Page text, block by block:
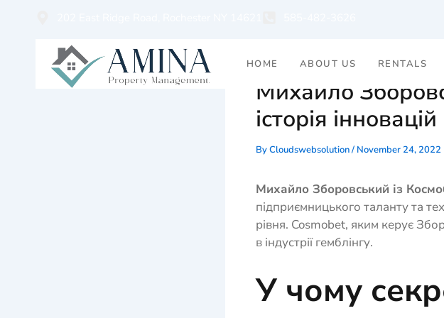
HOME ABOUT US RENTALS
Михайло
історія інновацій
ByCloudswebsolution/ November 24, 2022
Михайло Зборовський із
підприємницького таланту та
рівня. Cosmobet, яким керує
в індустрії гемблінгу.
У чому